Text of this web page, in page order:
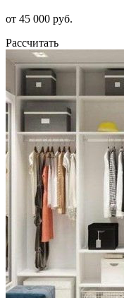
от 45 000 руб.
Рассчитать